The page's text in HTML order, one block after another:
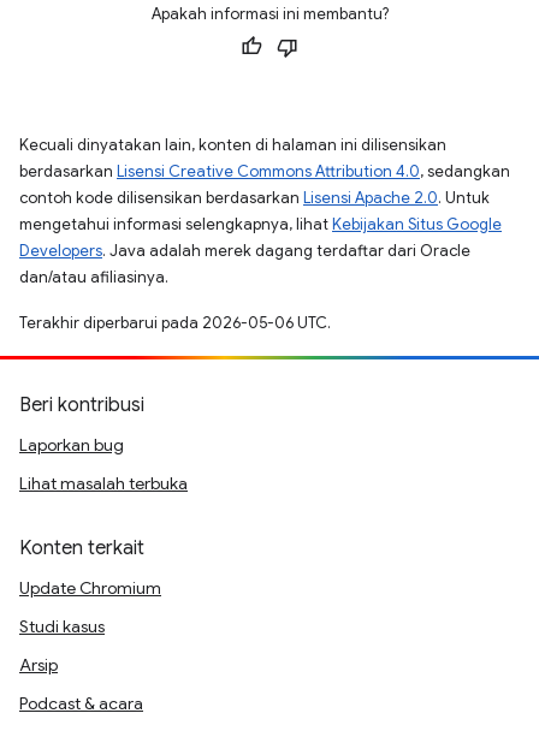
Apakah informasi ini membantu?
Kecuali dinyatakan lain, konten di halaman ini dilisensikan
berdasarkan Lisensi Creative Commons Attribution 4.0, sedangkan
contoh kode dilisensikan berdasarkan Lisensi Apache 2.0. Untuk
mengetahui informasi selengkapnya, lihatKebijakan Situs Google
Developers. Java adalah merek dagang terdaftar dari Oracle
dan/atau afiliasinya.
Terakhir diperbarui pada 2026-05-06 UTC.
Beri kontribusi
Laporkan bug
Lihat masalah terbuka
Konten terkait
Update Chromium
Studi kasus
Arsip
Podcast & acara